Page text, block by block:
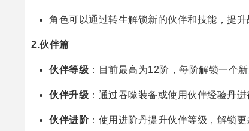
角色可以通过转生解锁新的伙伴和技能，提升
2.伙伴篇
伙伴等级 ：目前最高为12阶，每阶解锁一个新
伙伴升级 ：通过吞噬装备或使用伙伴经验丹进
伙伴进阶 ：使用进阶丹提升伙伴等级，解锁更